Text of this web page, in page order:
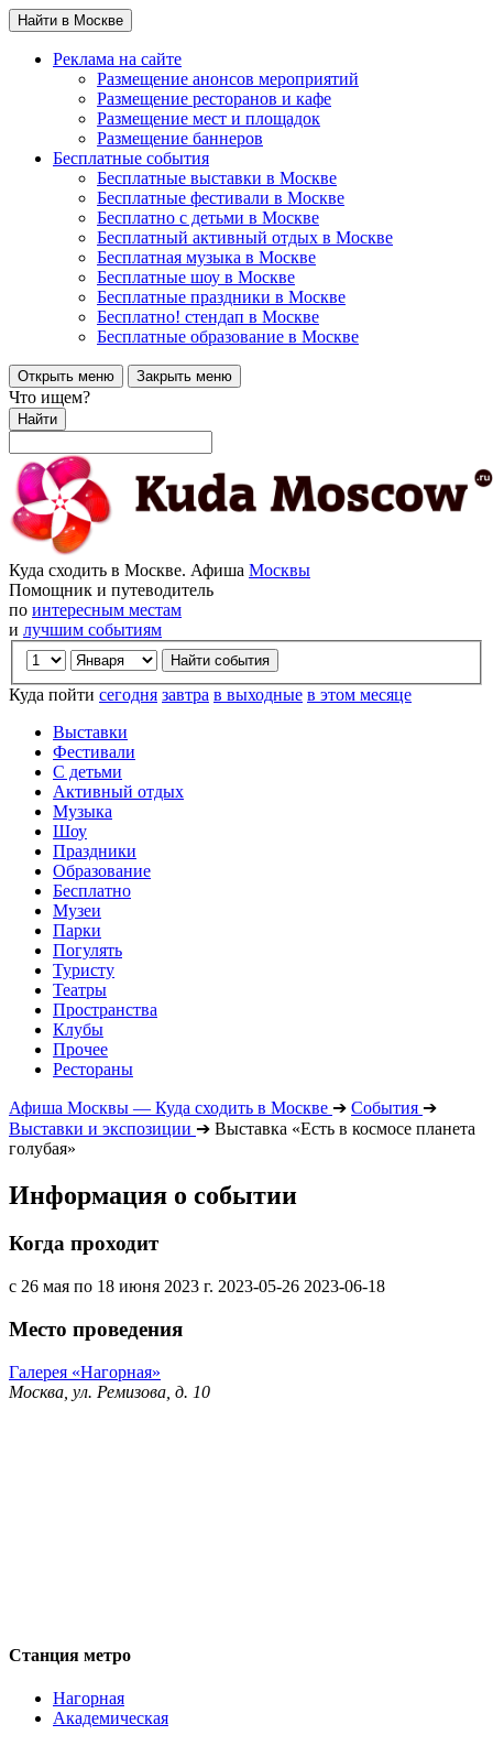
Найти в Москве
Реклама на сайте
Размещение анонсов мероприятий
Размещение ресторанов и кафе
Размещение мест и площадок
Размещение баннеров
Бесплатные события
Бесплатные выставки в Москве
Бесплатные фестивали в Москве
Бесплатно с детьми в Москве
Бесплатный активный отдых в Москве
Бесплатная музыка в Москве
Бесплатные шоу в Москве
Бесплатные праздники в Москве
Бесплатно! стендап в Москве
Бесплатные образование в Москве
Открыть меню Закрыть меню
Что ищем?
Найти
Куда сходить в Москве. Афиша Москвы
Помощник и путеводитель
по интересным местам
и лучшим событиям
Куда пойти сегодня завтра в выходные в этом месяце
Выставки
Фестивали
С детьми
Активный отдых
Музыка
Шоу
Праздники
Образование
Бесплатно
Музеи
Парки
Погулять
Туристу
Театры
Пространства
Клубы
Прочее
Рестораны
Афиша Москвы — Куда сходить в Москве ➔ События ➔
Выставки и экспозиции ➔ Выставка «Есть в космосе планета
голубая»
Информация о событии
Когда проходит
с 26 мая по 18 июня 2023 г. 2023-05-26 2023-06-18
Место проведения
Галерея «Нагорная»
Москва, ул. Ремизова, д. 10
Станция метро
Нагорная
Академическая